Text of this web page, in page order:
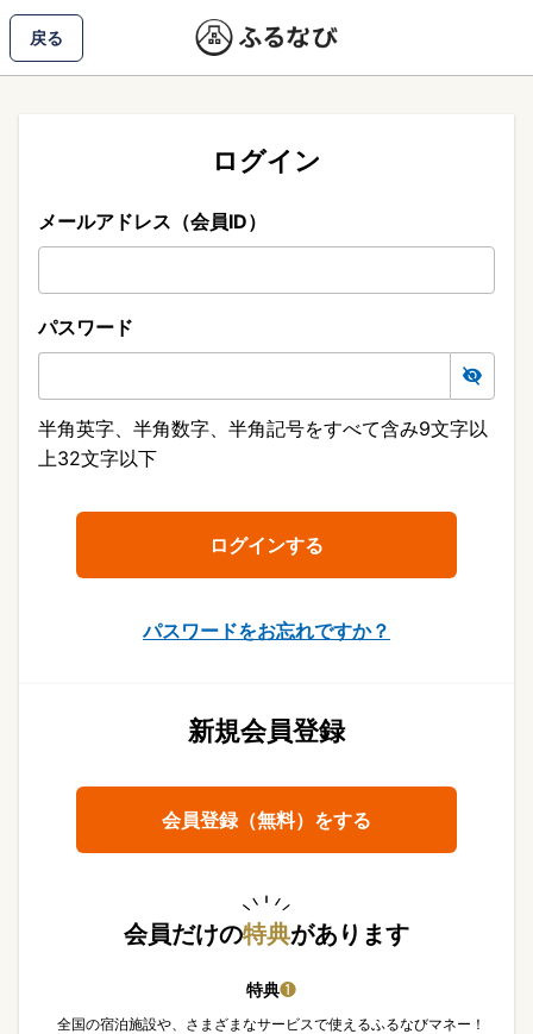
戻る
ログイン
メールアドレス（会員ID）
パスワード
半角英字、半角数字、半角記号をすべて含み9文字以
上32文字以下
パスワードをお忘れですか？
新規会員登録
会員登録（無料）をする
会員だけの特典があります
特典❶
全国の宿泊施設や、さまざまなサービスで使えるふるなびマネー！